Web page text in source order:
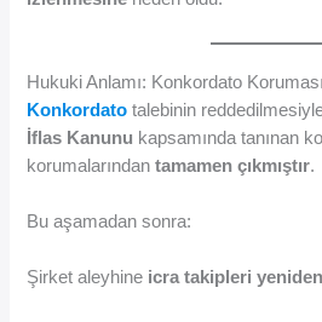
Hukuki Anlamı: Konkordato
Konkordatotalebinin
İflas Kanunu kapsamında tanınan
korumalarındantamamen çıkmıştır.
Bu aşamadan sonra:
Şirket aleyhine icra takipleri